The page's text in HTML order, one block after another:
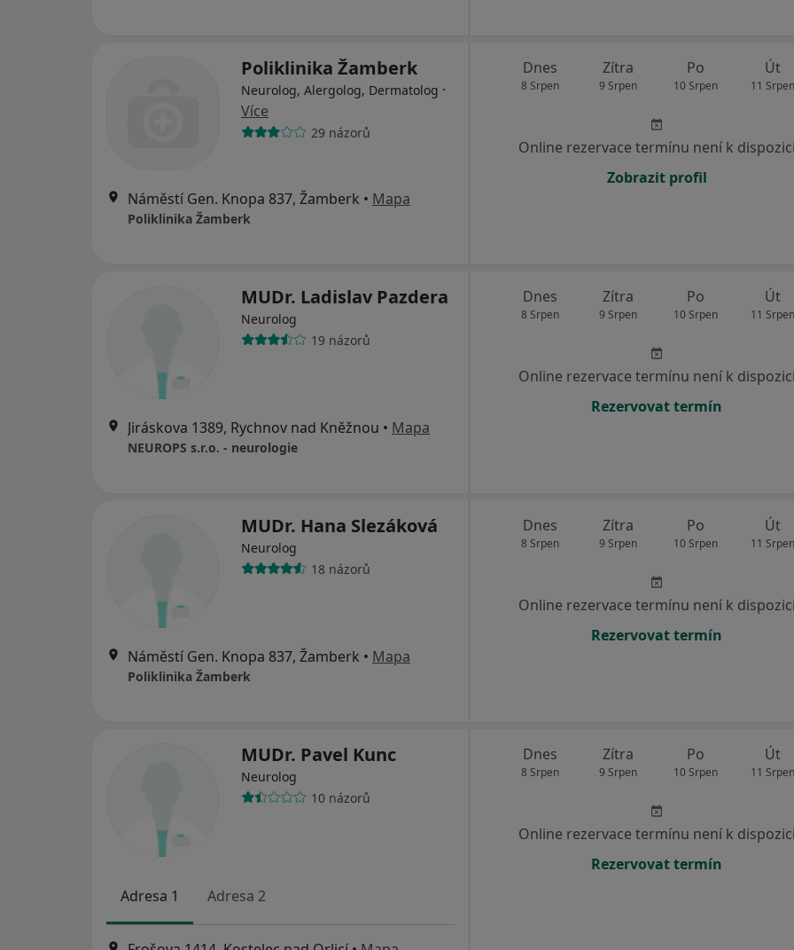
Poliklinika Žamberk
Neurolog, Alergolog, Dermatolog ·
Více
29 názorů
Náměstí Gen. Knopa 837, Žamberk • Mapa
Poliklinika Žamberk
Dnes
8 Srpen
Zítra
9 Srpen
Po
10 Srpen
Út
11 Srpen
Online rezervace termínu není k dispozici
Zobrazit profil
MUDr. Ladislav Pazdera
Neurolog
19 názorů
Jiráskova 1389, Rychnov nad Kněžnou • Mapa
NEUROPS s.r.o. - neurologie
Dnes
8 Srpen
Zítra
9 Srpen
Po
10 Srpen
Út
11 Srpen
Online rezervace termínu není k dispozici
Rezervovat termín
MUDr. Hana Slezáková
Neurolog
18 názorů
Náměstí Gen. Knopa 837, Žamberk • Mapa
Poliklinika Žamberk
Dnes
8 Srpen
Zítra
9 Srpen
Po
10 Srpen
Út
11 Srpen
Online rezervace termínu není k dispozici
Rezervovat termín
MUDr. Pavel Kunc
Neurolog
10 názorů
Adresa 1 Adresa 2
Dnes
8 Srpen
Zítra
9 Srpen
Po
10 Srpen
Út
11 Srpen
Online rezervace termínu není k dispozici
Rezervovat termín